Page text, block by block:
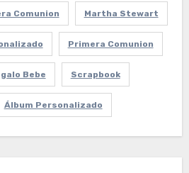
Comunion Martha Stewart
Primera Comunion
Bebe Scrapbook
Álbum Personalizado